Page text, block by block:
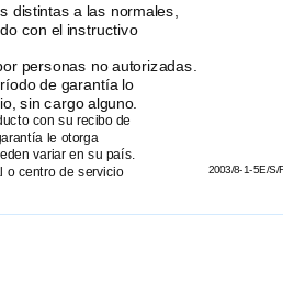
distintas a las normales,
con el instructivo
personas no autorizadas.
de garantía lo
sin cargo alguno.
con su recibo de
le otorga
variar en su país.
o centro de servicio
2003/8-1-5E/S/